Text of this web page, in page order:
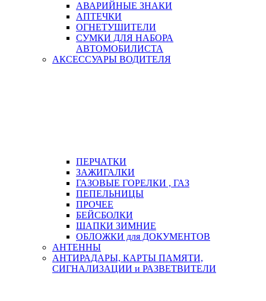
АВАРИЙНЫЕ ЗНАКИ
АПТЕЧКИ
ОГНЕТУШИТЕЛИ
СУМКИ ДЛЯ НАБОРА
АВТОМОБИЛИСТА
АКСЕССУАРЫ ВОДИТЕЛЯ
ПЕРЧАТКИ
ЗАЖИГАЛКИ
ГАЗОВЫЕ ГОРЕЛКИ , ГАЗ
ПЕПЕЛЬНИЦЫ
ПРОЧЕЕ
БЕЙСБОЛКИ
ШАПКИ ЗИМНИЕ
ОБЛОЖКИ для ДОКУМЕНТОВ
АНТЕННЫ
АНТИРАДАРЫ, КАРТЫ ПАМЯТИ,
СИГНАЛИЗАЦИИ и РАЗВЕТВИТЕЛИ